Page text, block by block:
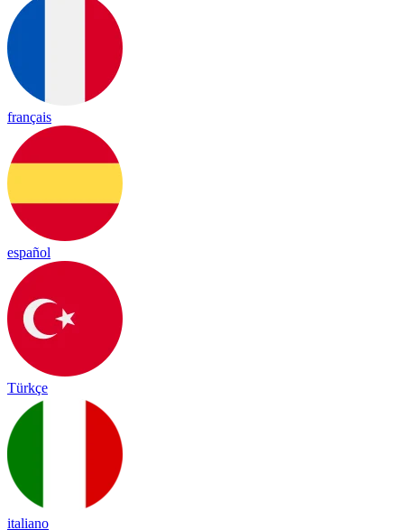
français
español
Türkçe
italiano